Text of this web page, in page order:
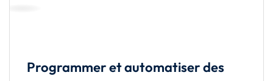
Programmer et automatiser des